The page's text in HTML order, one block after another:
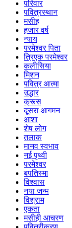
परिवार
पवित्रस्थान
मसीह
हजार वर्ष
न्याय
परमेश्वर पिता
त्रिएक परमेश्वर
कलीसिया
मिशन
पवित्र आत्मा
उद्धार
क्रूस
दूसरा आगमन
आशा
शेष लोग
तलाक
मानव स्वभाव
नई पृथ्वी
परमेश्वर
बपतिस्मा
विश्वास
नया जन्म
विश्राम
एकता
मसीही आचरण